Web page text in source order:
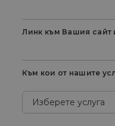
Линк към Вашия
Към кои от нашите